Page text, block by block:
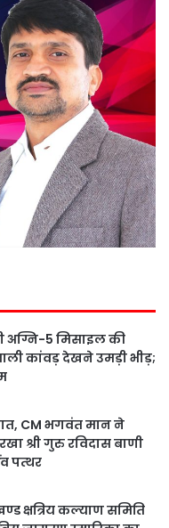
अग्नि-5 मिसाइल की
कांवड़ देखने उमड़ी भीड़;
CM भगवंत मान ने
श्री गुरु रविदास बाणी
पत्थर
क्षत्रिय कल्याण समिति